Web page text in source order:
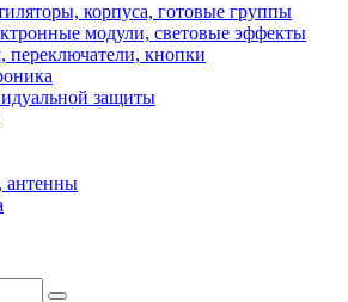
корпуса, готовые группы
модули, световые эффекты
переключатели, кнопки
защиты
антенны